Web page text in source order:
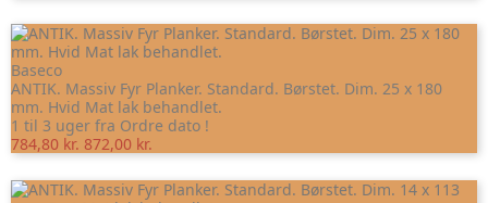
Baseco
ANTIK. Massiv Fyr Planker. Standard. Børstet. Dim. 25 x 180
mm. Hvid Mat lak behandlet.
1 til 3 uger fra Ordre dato !
784,80 kr. 872,00 kr.